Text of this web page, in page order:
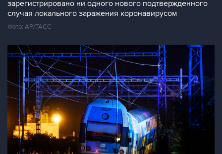
зарегистрировано ни одного нового подтвержденного
случая локального заражения коронавирусом
Фото: AP/ТАСС